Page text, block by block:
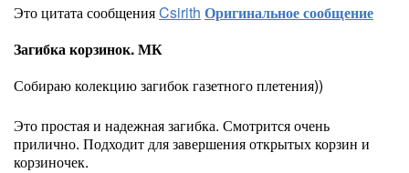
Это цитата сообщенияCsirith Оригинальное сообщение
Загибка корзинок. МК
Собираю колекцию загибок газетного плетения))
Это простая и надежная загибка. Смотрится очень
прилично. Подходит для завершения открытых корзин и
корзиночек.